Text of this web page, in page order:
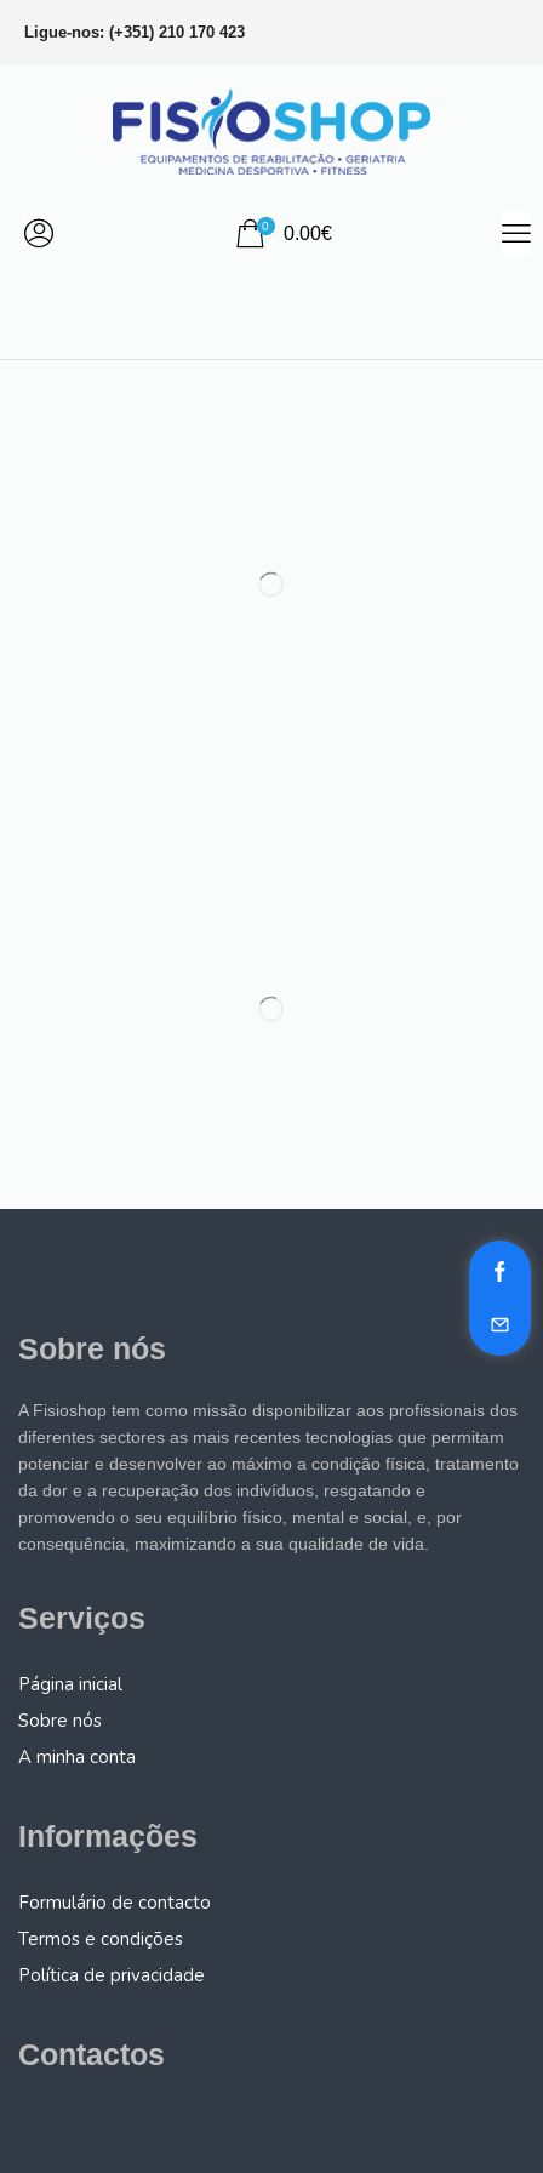
Ligue-nos: (+351) 210 170 423
0 0.00€
Sobre nós
A Fisioshop tem como missão disponibilizar aos profissionais dos
diferentes sectores as mais recentes tecnologias que permitam
potenciar e desenvolver ao máximo a condição física, tratamento
da dor e a recuperação dos indivíduos, resgatando e
promovendo o seu equilíbrio físico, mental e social, e, por
consequência, maximizando a sua qualidade de vida.
Serviços
Página inicial
Sobre nós
A minha conta
Informações
Formulário de contacto
Termos e condições
Política de privacidade
Contactos